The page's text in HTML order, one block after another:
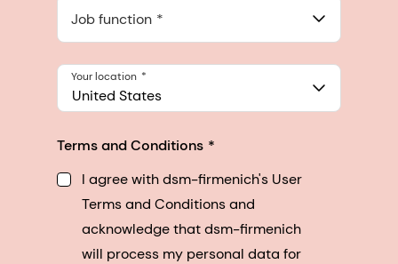
548 Market St Pmb 90375, San Francisco, California, US
Job function
United States
Your location
Terms and Conditions
I agree with dsm-firmenich's User
Terms and Conditions and
acknowledge that dsm-firmenich
will process my personal data for